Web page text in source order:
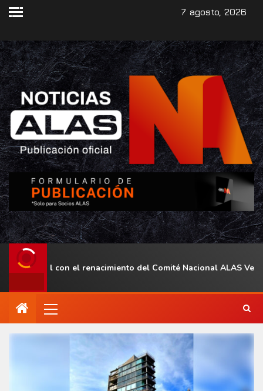
7 agosto, 2026
con el renacimiento del Comité Nacional ALAS Venezuela